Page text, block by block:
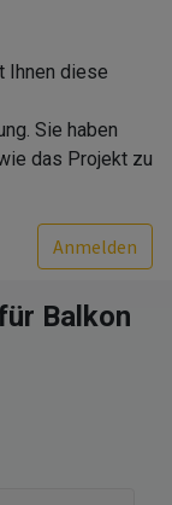
Ihnen diese
Sie haben
das Projekt zu
Anmelden
Balkon